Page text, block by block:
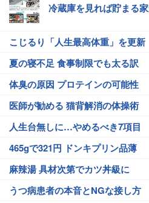
冷蔵庫を見れば貯まる
こじるり「人生最高体重」を更新
夏の寝不足 食事制限でも太る訳
体臭の原因 プロテインの可能性
医師が勧める 猫背解消の体操術
人生台無しに…やめるべき7項目
465gで321円 ドンキプリン品薄
麻辣湯 具材次第でカツ丼級に
うつ病患者の本音とNGな接し方